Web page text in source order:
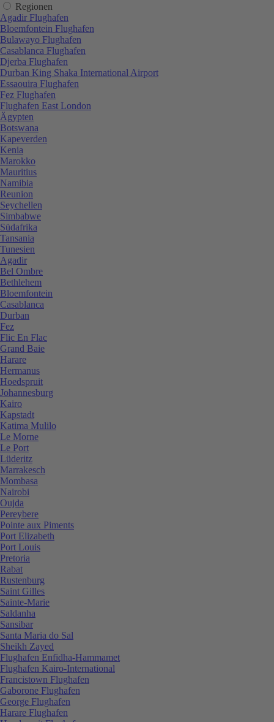
Regionen
Agadir Flughafen
Bloemfontein Flughafen
Bulawayo Flughafen
Casablanca Flughafen
Djerba Flughafen
Durban King Shaka International Airport
Essaouira Flughafen
Fez Flughafen
Flughafen East London
Ägypten
Botswana
Kapeverden
Kenia
Marokko
Mauritius
Namibia
Reunion
Seychellen
Simbabwe
Südafrika
Tansania
Tunesien
Agadir
Bel Ombre
Bethlehem
Bloemfontein
Casablanca
Durban
Fez
Flic En Flac
Grand Baie
Harare
Hermanus
Hoedspruit
Johannesburg
Kairo
Kapstadt
Katima Mulilo
Le Morne
Le Port
Lüderitz
Marrakesch
Mombasa
Nairobi
Oujda
Pereybere
Pointe aux Piments
Port Elizabeth
Port Louis
Pretoria
Rabat
Rustenburg
Saint Gilles
Sainte-Marie
Saldanha
Sansibar
Santa Maria do Sal
Sheikh Zayed
Flughafen Enfidha-Hammamet
Flughafen Kairo-International
Francistown Flughafen
Gaborone Flughafen
George Flughafen
Harare Flughafen